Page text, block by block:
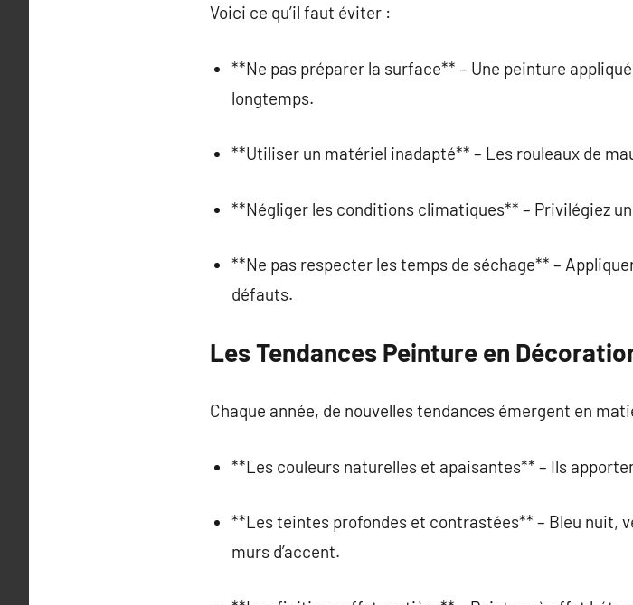
Voici ce qu’il faut éviter :
**Ne pas préparer la surface** – Une peinture
longtemps.
**Utiliser un matériel inadapté** – Les rouleaux de
**Négliger les conditions climatiques** – Privilégiez
**Ne pas respecter les temps de séchage** –
défauts.
Les Tendances Peinture en
Chaque année, de nouvelles tendances émergent en
**Les couleurs naturelles et apaisantes** – Ils
**Les teintes profondes et contrastées** – Bleu nuit,
murs d’accent.